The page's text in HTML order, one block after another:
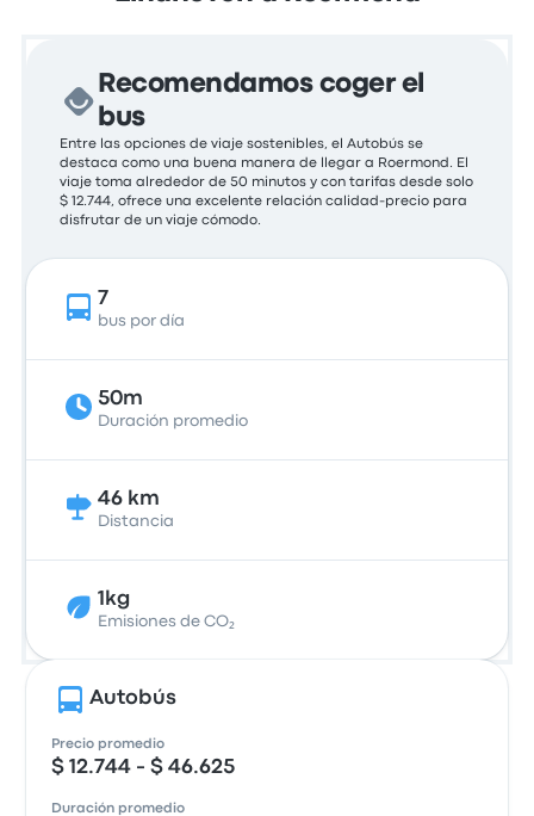
Recomendamos coger el
bus
Entre las opciones de viaje sostenibles, el Autobús se
destaca como una buena manera de llegar a Roermond. El
viaje toma alrededor de 50 minutos y con tarifas desde solo
$ 12.744, ofrece una excelente relación calidad-precio para
disfrutar de un viaje cómodo.
7
bus por día
50m
Duración promedio
46 km
Distancia
1kg
Emisiones de CO₂
Autobús
Precio promedio
$ 12.744 - $ 46.625
Duración promedio